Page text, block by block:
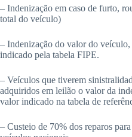
– Indenização em caso de furto,
total do veículo)
– Indenização do valor do
indicado pela tabela FIPE.
– Veículos que tiverem
adquiridos em leilão o valor da
valor indicado na tabela de
– Custeio de 70% dos reparos